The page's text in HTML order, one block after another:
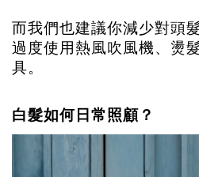
而我們也建議你減少對頭
過度使用熱風吹風機、燙
具。
白髮如何日常照顧？